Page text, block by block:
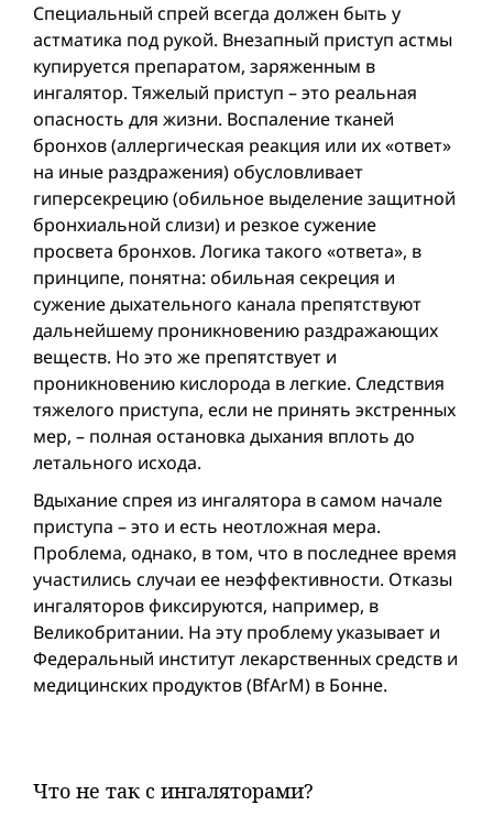
Специальный спрей всегда должен быть у
астматика под рукой. Внезапный приступ астмы
купируется препаратом, заряженным в
ингалятор. Тяжелый приступ – это реальная
опасность для жизни. Воспаление тканей
бронхов (аллергическая реакция или их «ответ»
на иные раздражения) обусловливает
гиперсекрецию (обильное выделение защитной
бронхиальной слизи) и резкое сужение
просвета бронхов. Логика такого «ответа», в
принципе, понятна: обильная секреция и
сужение дыхательного канала препятствуют
дальнейшему проникновению раздражающих
веществ. Но это же препятствует и
проникновению кислорода в легкие. Следствия
тяжелого приступа, если не принять экстренных
мер, – полная остановка дыхания вплоть до
летального исхода.
Вдыхание спрея из ингалятора в самом начале
приступа – это и есть неотложная мера.
Проблема, однако, в том, что в последнее время
участились случаи ее неэффективности. Отказы
ингаляторов фиксируются, например, в
Великобритании. На эту проблему указывает и
Федеральный институт лекарственных средств и
медицинских продуктов (BfArM) в Бонне.
Что не так с ингаляторами?